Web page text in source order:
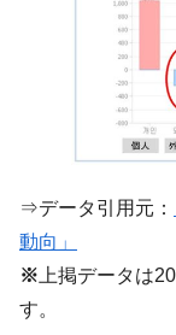
『Money1』
国の過剰生産が
『Money1』
種は全般的「不
『Money1』
【
『Money1』 韓
「KDDX」1番艦
『Money1』
⇒データ引用元：
動向」
※上掲データは
す。